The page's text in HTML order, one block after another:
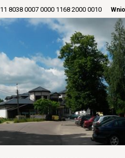
11 8038 0007 0000 1168 2000 0010